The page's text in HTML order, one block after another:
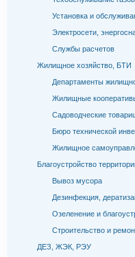
Установка и
Электросети,
Службы расчетов
Жилищное хозяйство, БТИ
Департаменты
Жилищные
Садоводческие
Бюро технической
Жилищное
Благоустройство
Вывоз мусора
Дезинфекция,
Озеленение и
Строительство и
ДЕЗ, ЖЭК, РЭУ